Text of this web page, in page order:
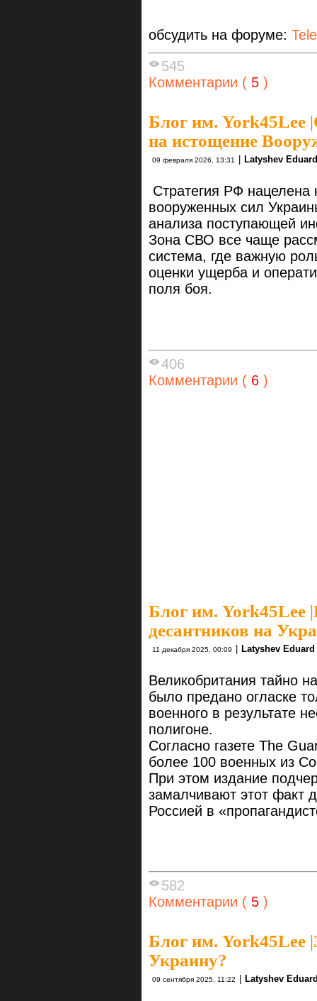
обсудить на форуме:
545
Комментарии ( 5 )
Блог им. York45Lee |
на истощение
09 февраля 2026, 13:31 Latyshev Eduard
Стратегия РФ нацелена
вооруженных сил
анализа поступающей
Зона СВО все чаще
система, где важную
оценки ущерба и
поля боя.
406
Комментарии ( 6 )
Блог им. York45Lee |
десантников на
11 декабря 2025, 00:09 | Latyshev Eduard
Великобритания тайно
было предано огласке
военного в результате
полигоне.
Согласно газете The
более 100 военных из
При этом издание
замалчивают этот факт
Россией в
582
Комментарии ( 5 )
Блог им. York45Lee |
Украину?
09 сентября 2025, 11:22 Latyshev